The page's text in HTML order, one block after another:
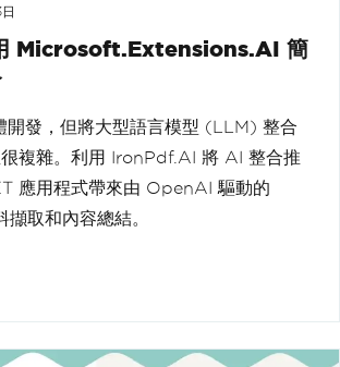
Microsoft.Extensions.AI 簡
開發，但將大型語言模型 (LLM) 整合
複雜。利用 IronPdf.AI 將 AI 整合推
應用程式帶來由 OpenAI 驅動的
取和內容總結。